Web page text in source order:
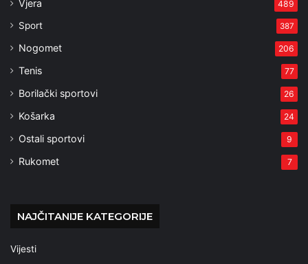
Vjera 489
Sport 387
Nogomet 206
Tenis 77
Borilački sportovi 26
Košarka 24
Ostali sportovi 9
Rukomet 7
NAJČITANIJE KATEGORIJE
Vijesti